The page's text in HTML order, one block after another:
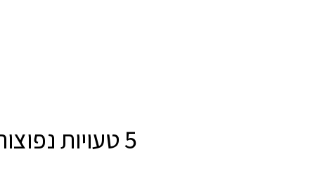
5 טעויות